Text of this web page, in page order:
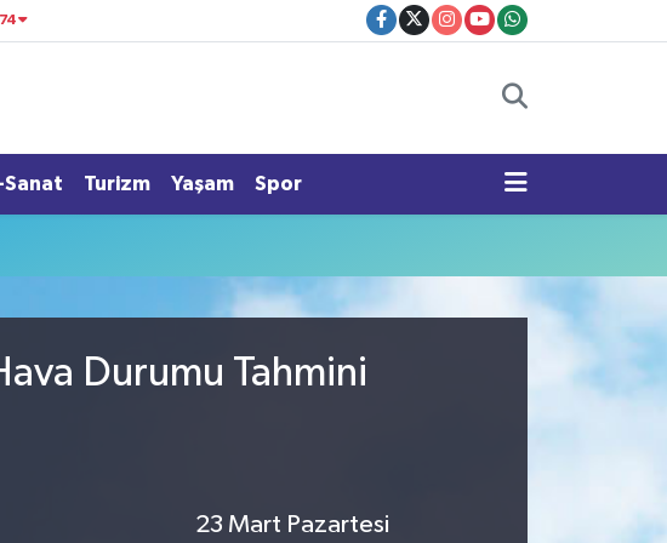
Turizm Yaşam Spor
Durumu Tahmini
23 Mart Pazartesi